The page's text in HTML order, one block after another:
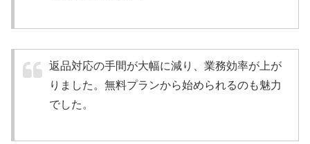
返品対応の手間が大幅に減り、業務効率が上が
りました。無料プランから始められるのも魅力
でした。